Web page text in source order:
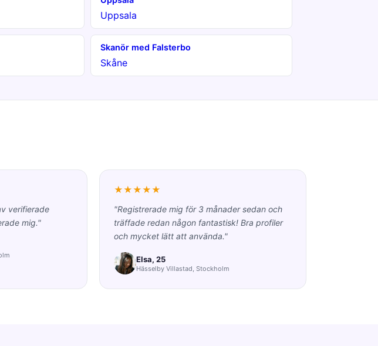
Uppsala
Skanör med Falsterbo
Skåne
verifierade
mig."
★★★★★
"Registrerade mig för 3 månader sedan och
träffade redan någon fantastisk! Bra profiler
och mycket lätt att använda."
Elsa, 25
Hässelby Villastad, Stockholm